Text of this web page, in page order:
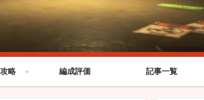
略 編成評価 記事一覧